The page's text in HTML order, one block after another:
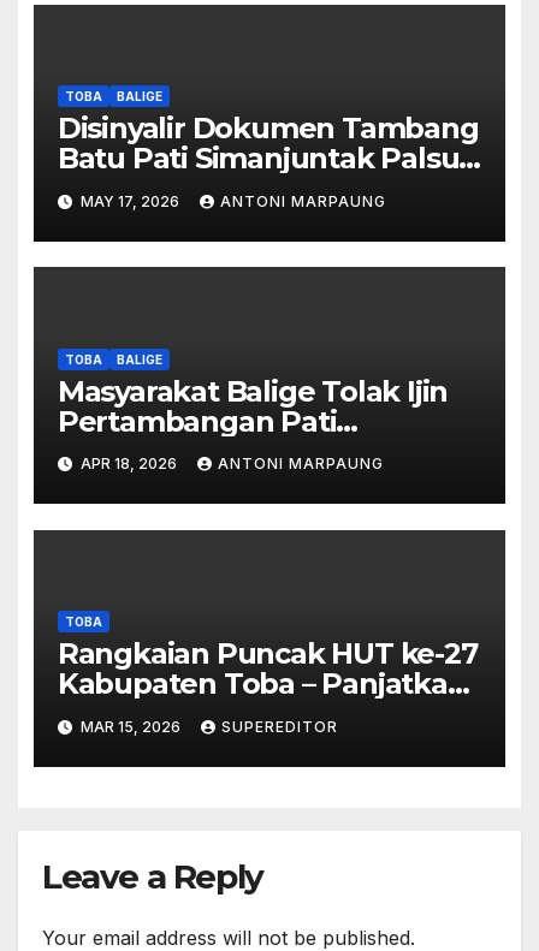
TOBA BALIGE
Disinyalir Dokumen Tambang
Batu Pati Simanjuntak Palsu –
Jerry Manurung : Tambang
Tidak Berada Di DTA –
Frengki Pardede : Kami Tidak
Miliki Peta DTA – Tanda
MAY 17, 2026 ANTONI MARPAUNG
TOBA BALIGE
Masyarakat Balige Tolak Ijin
Pertambangan Pati
Simanjuntak – btc Akan
Investigasi Proses Perijinan
APR 18, 2026 ANTONI MARPAUNG
TOBA
Rangkaian Puncak HUT ke-27
Kabupaten Toba – Panjatkan
Doa Untuk Kesejahteraan
MAR 15, 2026 SUPEREDITOR
Leave a Reply
Your email address will not be published.